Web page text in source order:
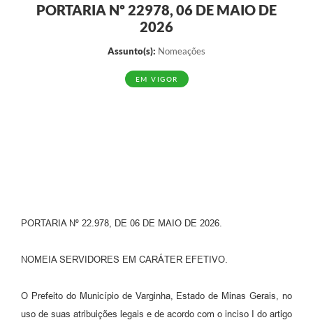
PORTARIA Nº 22978, 06 DE MAIO DE
2026
Assunto(s): Nomeações
EM VIGOR
PORTARIA Nº 22.978, DE 06 DE MAIO DE 2026.
NOMEIA SERVIDORES EM CARÁTER EFETIVO.
O Prefeito do Município de Varginha, Estado de Minas Gerais, no
uso de suas atribuições legais e de acordo com o inciso I do artigo